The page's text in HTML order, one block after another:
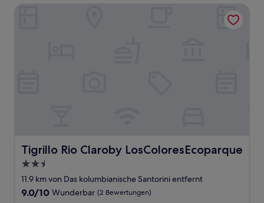
Bewertung)
Tigrillo Rio Claroby LosColoresEcoparque
Tigrillo Rio Claroby LosColoresEcoparque
2.5-
Sterne-
Unterkunft
11.9 km von Das kolumbianische Santorini entfernt
9.0
9.0/10 Wunderbar (2 Bewertungen)